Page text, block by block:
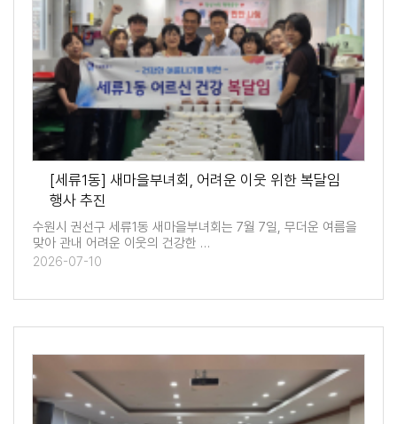
[세류1동] 새마을부녀회, 어려운 이웃 위한 복달임
행사 추진
수원시 권선구 세류1동 새마을부녀회는 7월 7일, 무더운 여름을
맞아 관내 어려운 이웃의 건강한 …
2026-07-10